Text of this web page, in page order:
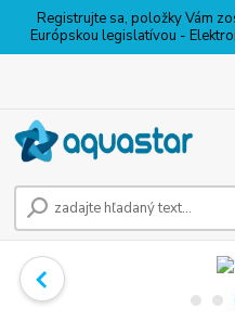
Registrujte sa, položky Vám
Európskou legislatívou -